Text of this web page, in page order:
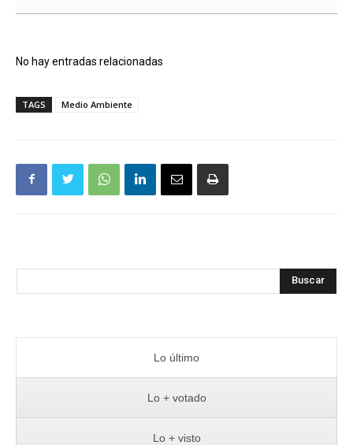
No hay entradas relacionadas
TAGS Medio Ambiente
Buscar
Lo último
Lo + votado
Lo + visto